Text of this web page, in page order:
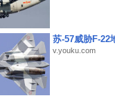
苏-57威胁F-22
v.youku.com